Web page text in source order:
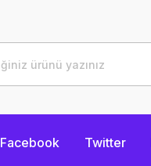
Facebook Twitter